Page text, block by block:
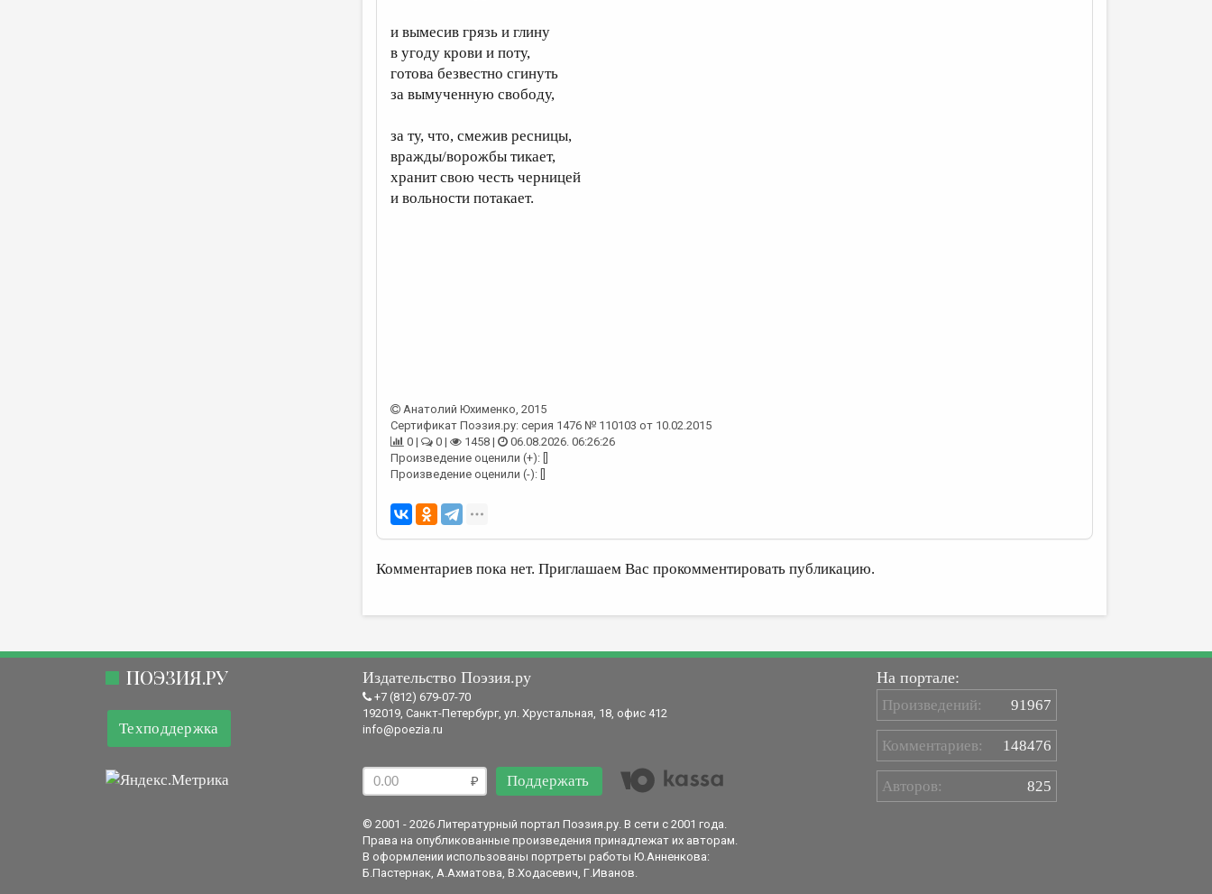
и вымесив грязь и глину
в угоду крови и поту,
готова безвестно сгинуть
за вымученную свободу,
за ту, что, смежив ресницы,
вражды/ворожбы тикает,
хранит свою честь черницей
и вольности потакает.
Анатолий Юхименко, 2015
Сертификат Поэзия.ру: серия 1476 № 110103 от 10.02.2015
0 |
0 | 1458 |
06.08.2026. 06:26:26
Произведение оценили (+): []
Произведение оценили (-): []
Комментариев пока нет. Приглашаем Вас прокомментировать публикацию.
ПОЭЗИЯ.РУ
Техподдержка
Издательство Поэзия.ру
+7 (812) 679-07-70
192019, Санкт-Петербург, ул. Хрустальная, 18, офис 412
info@poezia.ru
Поддержать
© 2001 - 2026 Литературный портал Поэзия.ру. В сети с 2001 года.
Права на опубликованные произведения принадлежат их авторам.
В оформлении использованы портреты работы Ю.Анненкова:
Б.Пастернак, А.Ахматова, В.Ходасевич, Г.Иванов.
На портале:
Произведений: 91967
Комментариев: 148476
Авторов: 825